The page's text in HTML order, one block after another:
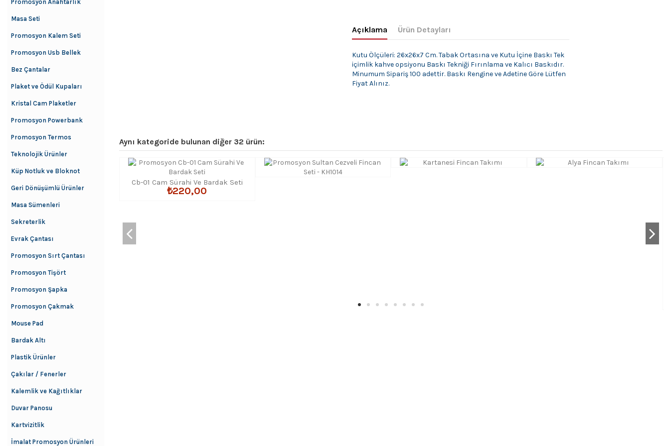
Açıklama Ürün Detayları
Kutu Ölçüleri: 26x26x7 Cm. Tabak Ortasına ve Kutu İçine Baskı Tek
içimlik kahve opsiyonu Baskı Tekniği Fırınlama ve Kalıcı Baskıdır.
Minumum Sipariş 100 adettir. Baskı Rengine ve Adetine Göre Lütfen
Fiyat Alınız.
Aynı kategoride bulunan diğer 32 ürün:
Cb-01 Cam Sürahi Ve Bardak Seti
₺220,00
Promosyon Anahtarlık
Masa Seti
Promosyon Kalem Seti
Promosyon Usb Bellek
Bez Çantalar
Plaket ve Ödül Kupaları
Kristal Cam Plaketler
Promosyon Powerbank
Promosyon Termos
Teknolojik Ürünler
Küp Notluk ve Bloknot
Geri Dönüşümlü Ürünler
Masa Sümenleri
Sekreterlik
Evrak Çantası
Promosyon Sırt Çantası
Promosyon Tişört
Promosyon Şapka
Promosyon Çakmak
Mouse Pad
Bardak Altı
Plastik Ürünler
Çakılar / Fenerler
Kalemlik ve Kağıtlıklar
Duvar Panosu
Kartvizitlik
İmalat Promosyon Ürünleri